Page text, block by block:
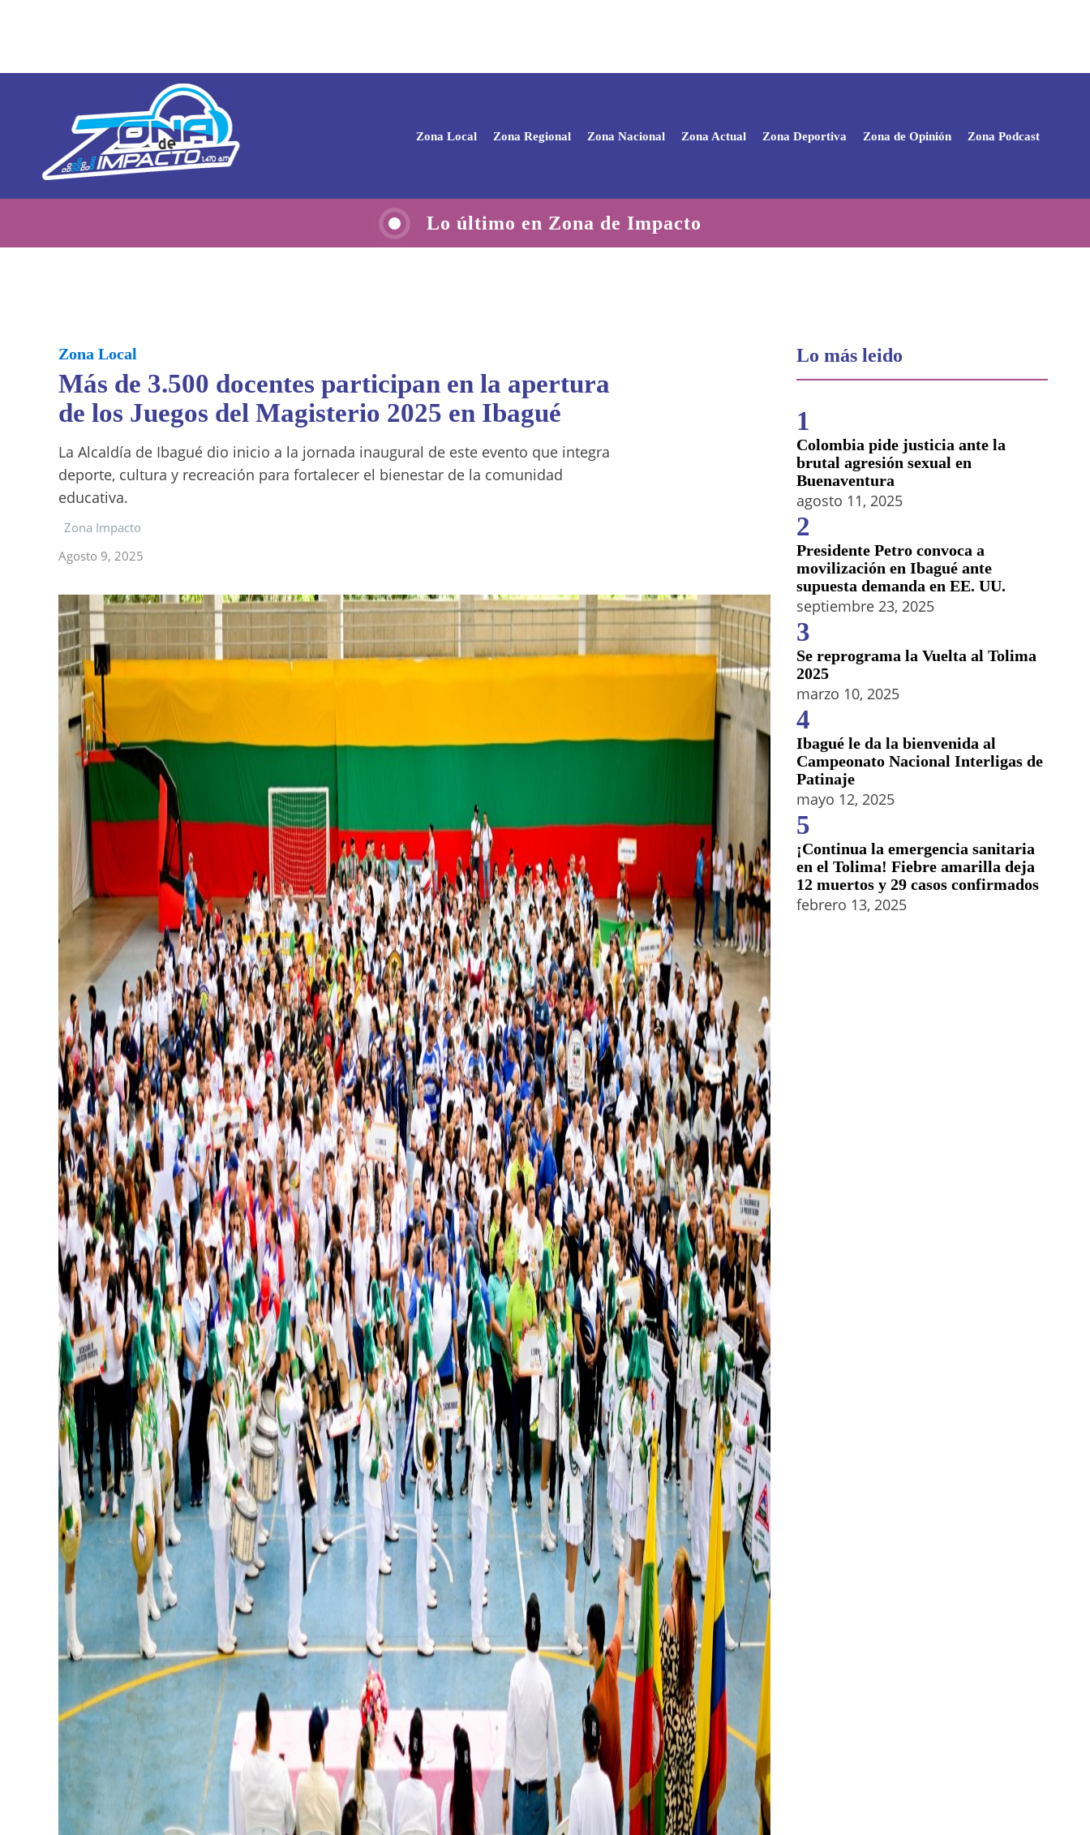
Zona Local Zona Regional Zona Nacional Zona Actual Zona Deportiva Zona de Opinión Zona Podcast
Lo último en Zona de Impacto
Zona Local
Más de 3.500 docentes participan en la apertura
de los Juegos del Magisterio 2025 en Ibagué
La Alcaldía de Ibagué dio inicio a la jornada inaugural de este evento que integra
deporte, cultura y recreación para fortalecer el bienestar de la comunidad
educativa.
Zona Impacto
Agosto 9, 2025
Lo más leido
1
Colombia pide justicia ante la
brutal agresión sexual en
Buenaventura
agosto 11, 2025
2
Presidente Petro convoca a
movilización en Ibagué ante
supuesta demanda en EE. UU.
septiembre 23, 2025
3
Se reprograma la Vuelta al Tolima
2025
marzo 10, 2025
4
Ibagué le da la bienvenida al
Campeonato Nacional Interligas de
Patinaje
mayo 12, 2025
5
¡Continua la emergencia sanitaria
en el Tolima! Fiebre amarilla deja
12 muertos y 29 casos confirmados
febrero 13, 2025